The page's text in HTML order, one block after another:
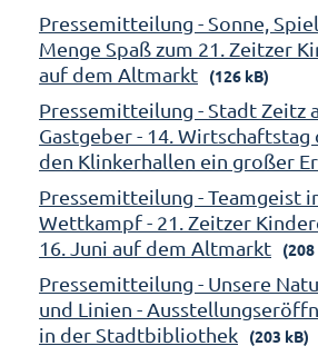
Pressemitteilung - Sonne,
Menge Spaß zum 21. Zeitzer
auf dem Altmarkt
(126 kB)
Pressemitteilung - Stadt Zeitz
Gastgeber - 14. Wirtschaftstag
den Klinkerhallen ein großer
Pressemitteilung - Teamgeist
Wettkampf - 21. Zeitzer
16. Juni auf dem Altmarkt
(208
Pressemitteilung - Unsere
und Linien -
in der Stadtbibliothek
(203 kB)